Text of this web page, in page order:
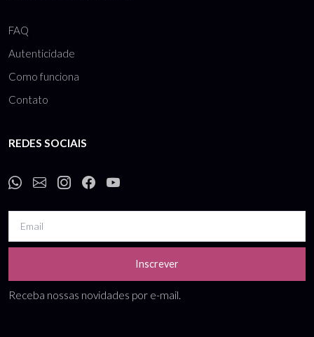
FAQ
Autenticidade
Como funciona
Contato
REDES SOCIAIS
Inscrever
Receba nossas novidades por e-mail.